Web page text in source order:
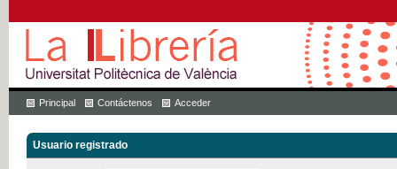
Principal Contáctenos Acceder
Usuario registrado